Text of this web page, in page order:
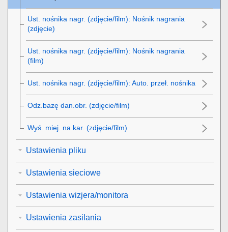
Ust. nośnika nagr. (zdjęcie/film): Nośnik nagrania
(zdjęcie)
Ust. nośnika nagr. (zdjęcie/film): Nośnik nagrania
(film)
Ust. nośnika nagr. (zdjęcie/film): Auto. przeł. nośnika
Odz.bazę dan.obr. (zdjęcie/film)
Wyś. miej. na kar. (zdjęcie/film)
Ustawienia pliku
Ustawienia sieciowe
Ustawienia wizjera/monitora
Ustawienia zasilania